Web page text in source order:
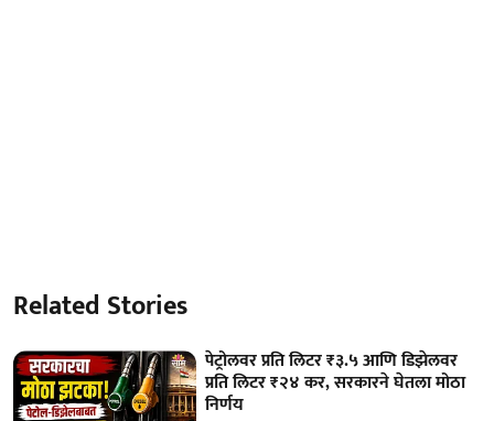
Related Stories
पेट्रोलवर प्रति लिटर ₹३.५ आणि डिझेलवर
प्रति लिटर ₹२४ कर, सरकारने घेतला मोठा
निर्णय